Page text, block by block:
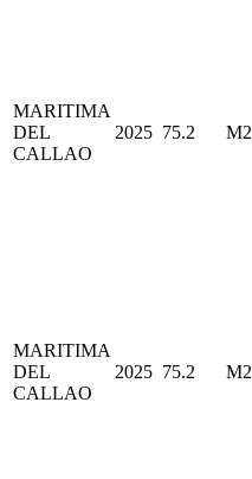
MARITIMA
DEL
CALLAO
2025 75.2 M2
MARITIMA
DEL
CALLAO
2025 75.2 M2